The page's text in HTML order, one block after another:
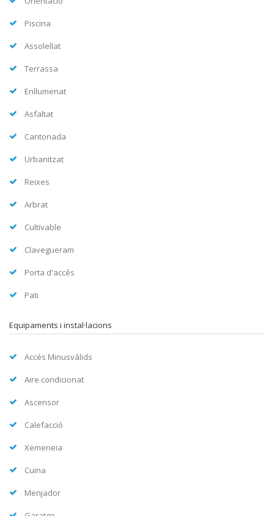
Piscina
Assolellat
Terrassa
Enllumenat
Asfaltat
Cantonada
Urbanitzat
Reixes
Arbrat
Cultivable
Clavegueram
Porta d'accés
Pati
Equipaments i instal·lacions
Accés Minusvàlids
Aire condicionat
Ascensor
Calefacció
Xemeneia
Cuina
Menjador